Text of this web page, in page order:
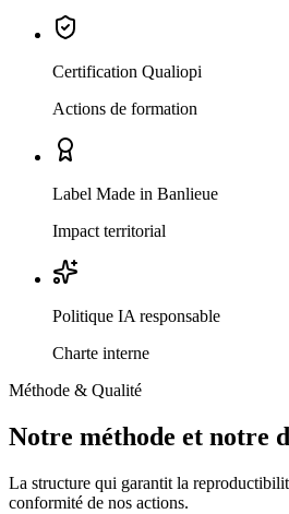
Certification Qualiopi
Actions de formation
Label Made in Banlieue
Impact territorial
Politique IA responsable
Charte interne
Méthode & Qualité
Notre méthode et notre
La structure qui garantit la
conformité de nos actions.